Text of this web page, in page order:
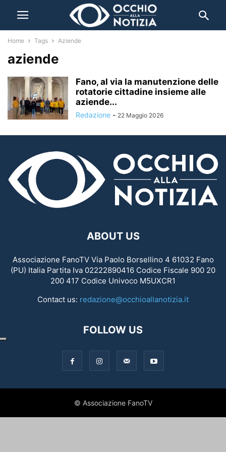
Home Tags Aziende
aziende
Fano, al via la manutenzione delle
rotatorie cittadine insieme alle
aziende...
Redazione - 22 Maggio 2026
ABOUT US
Associazione FanoTV Via Paolo Borsellino 4 61032 Fano
(PU) Italia Partita Iva 02222890416 Codice Fiscale 900 20
200 417 Codice Univoco M5UXCR1
Contact us: redazione@occhioallanotizia.it
FOLLOW US
© Associazione FanoTV